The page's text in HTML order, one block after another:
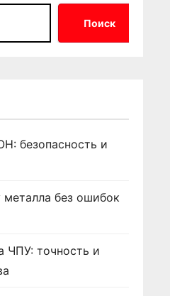
Поиск
безопасность и
металла без ошибок
ЧПУ: точность и